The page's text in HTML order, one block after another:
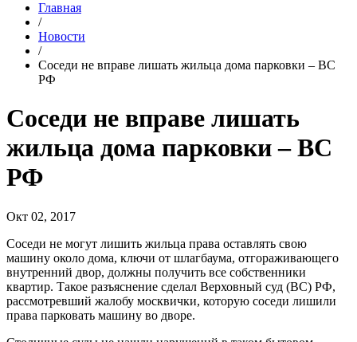
Главная
/
Новости
/
Соседи не вправе лишать жильца дома парковки – ВС
РФ
Соседи не вправе лишать
жильца дома парковки – ВС
РФ
Окт 02, 2017
Соседи не могут лишить жильца права оставлять свою
машину около дома, ключи от шлагбаума, отгораживающего
внутренний двор, должны получить все собственники
квартир. Такое разъяснение сделал Верховный суд (ВС) РФ,
рассмотревший жалобу москвички, которую соседи лишили
права парковать машину во дворе.